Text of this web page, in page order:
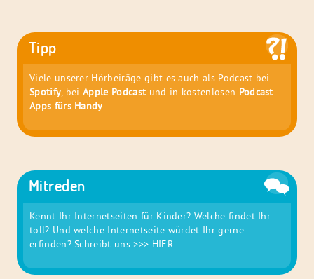
Tipp
Viele unserer Hörbeiräge gibt es auch als Podcast bei
Spotify, beiApple Podcast und in kostenlosen Podcast
Apps fürs Handy.
Mitreden
Kennt Ihr Internetseiten für Kinder? Welche findet Ihr
toll? Und welche Internetseite würdet Ihr gerne
erfinden? Schreibt uns>>> HIER